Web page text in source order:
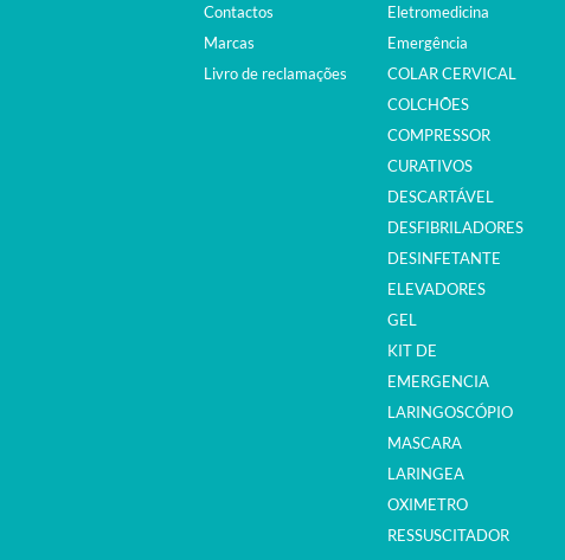
Contactos
Marcas
Livro de reclamações
Eletromedicina
Emergência
COLAR CERVICAL
COLCHÕES
COMPRESSOR
CURATIVOS
DESCARTÁVEL
DESFIBRILADORES
DESINFETANTE
ELEVADORES
GEL
KIT DE
EMERGENCIA
LARINGOSCÓPIO
MASCARA
LARINGEA
OXIMETRO
RESSUSCITADOR